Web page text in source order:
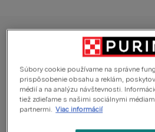
Preskúmajte
Všetky články o zdraví
Súbory cookie používame na správne
prispôsobenie obsahu a reklám,
médií a na analýzu návštevnosti.
tiež zdieľame s našimi sociálnymi
partnermi. Viac informácií